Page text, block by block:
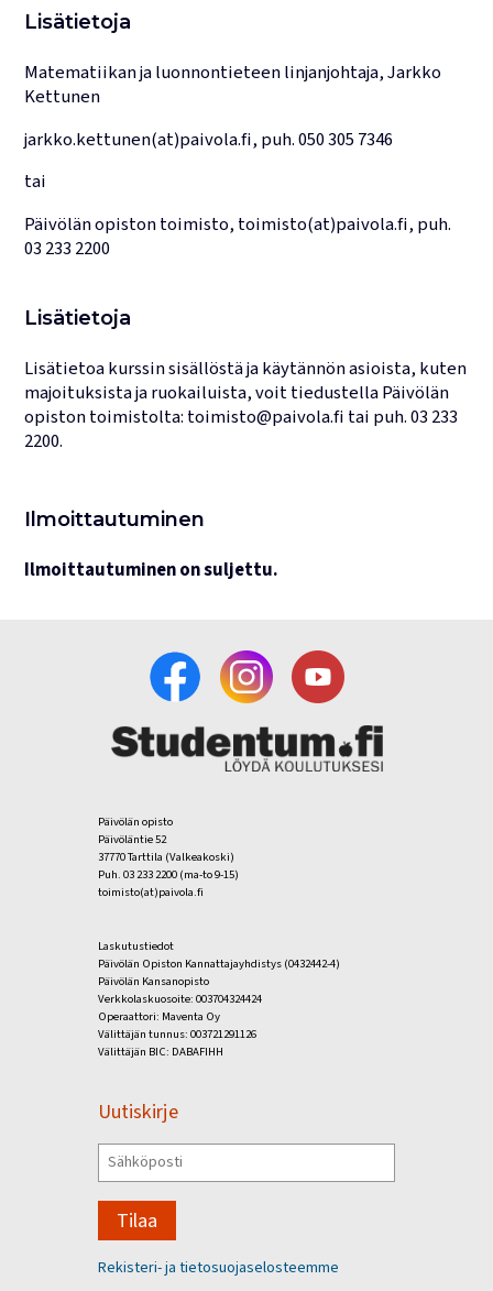
Lisätietoja
Matematiikan ja luonnontieteen linjanjohtaja, Jarkko
Kettunen
jarkko.kettunen(at)paivola.fi, puh. 050 305 7346
tai
Päivölän opiston toimisto, toimisto(at)paivola.fi, puh.
03 233 2200
Lisätietoja
Lisätietoa kurssin sisällöstä ja käytännön asioista, kuten
majoituksista ja ruokailuista, voit tiedustella Päivölän
opiston toimistolta: toimisto@paivola.fi tai puh.03 233
2200.
Ilmoittautuminen
Ilmoittautuminen on suljettu.
Päivölän opisto
Päivöläntie 52
37770 Tarttila (Valkeakoski)
Puh. 03 233 2200 (ma-to 9-15)
toimisto(at)paivola.fi
Laskutustiedot
Päivölän Opiston Kannattajayhdistys (0432442-4)
Päivölän Kansanopisto
Verkkolaskuosoite: 003704324424
Operaattori: Maventa Oy
Välittäjän tunnus: 003721291126
Välittäjän BIC: DABAFIHH
Uutiskirje
Tilaa
Rekisteri- ja tietosuojaselosteemme